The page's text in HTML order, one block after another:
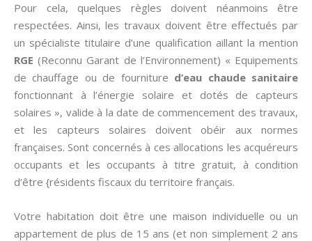
Pour cela, quelques règles doivent néanmoins être
respectées. Ainsi, les travaux doivent être effectués par
un spécialiste titulaire d’une qualification aillant la mention
RGE(Reconnu Garant de l’Environnement) « Equipements
de chauffage ou de fourniture d’eau chaude sanitaire
fonctionnant à l’énergie solaire et dotés de capteurs
solaires », valide à la date de commencement des travaux,
et les capteurs solaires doivent obéir aux normes
françaises. Sont concernés à ces allocations les acquéreurs
occupants et les occupants à titre gratuit, à condition
d’être {résidents fiscaux du territoire français.
Votre habitation doit être une maison individuelle ou un
appartement de plus de 15 ans (et non simplement 2 ans